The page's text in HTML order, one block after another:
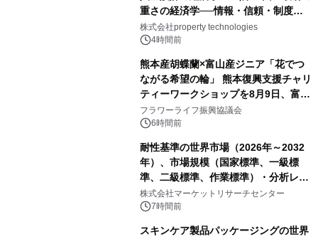
重さの経済学──情報・信頼・制度を
PropTechはどう組み替えるか）｜
PropTech-Lab
株式会社property technologies
4時間前
熊本産胡蝶蘭×富山産ジニア「花でつ
ながる希望の輪」 熊本復興支援チャリ
ティーワークショップを8月9日、富
山・射水で開催
フラワーライフ振興協議会
6時間前
耐性基準の世界市場（2026年～2032
年）、市場規模（国家標準、一級標
準、二級標準、作業標準）・分析レポ
ートを発表
株式会社マーケットリサーチセンター
7時間前
スキンケア製品パッケージングの世界